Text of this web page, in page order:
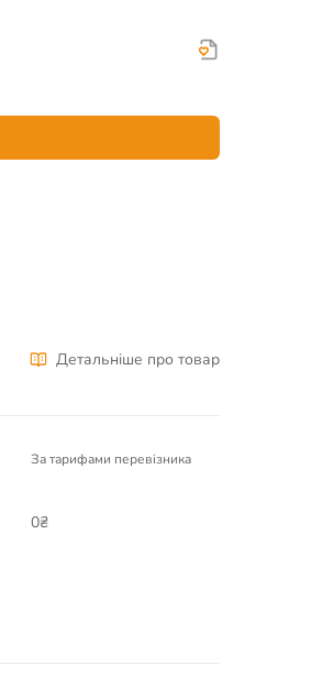
Детальніше про товар
За тарифами перевізника
0₴